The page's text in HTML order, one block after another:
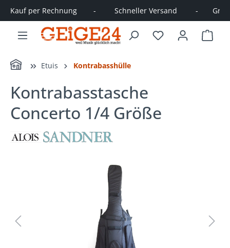
springen
Kauf per Rechnung        -         Schneller Versand         -
Home Etuis Kontrabasshülle
Kontrabasstasche
Concerto 1/4 Größe